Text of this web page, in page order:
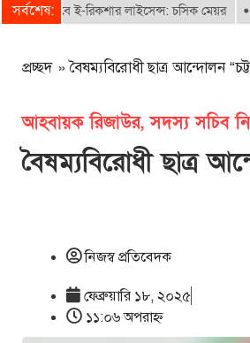
সর্বশেষ:
ই-রিকশার লাইসেন্স: চসিক মেয়র জুলাই
প্রচ্ছদ »বৈষম্যবিরোধী ছাত্র আন্দোলন
আহবায়ক রিজাউর, সদস্য সচিব
বৈষম্যবিরোধী ছাত্র
নিজস্ব প্রতিবেদক
ফেব্রুয়ারি ১৮, ২০২৫
১১:০৬ অপরাহ্ণ